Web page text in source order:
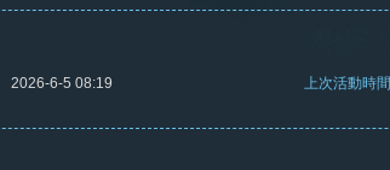
2026-6-5 08:19 上次活動時間